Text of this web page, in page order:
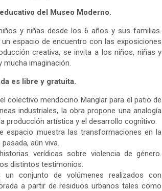
del Museo Moderno.
y niñas desde los 6 años y sus familias.
un espacio de encuentro con las exposiciones
creativa, se invita a los niños, niñas y
mucha imaginación.
es libre y gratuita.
colectivo mendocino Manglar para el patio de
industriales, la obra propone una analogía
producción artística y el desarrollo cognitivo.
espacio muestra las transformaciones en la
aún viva.
verídicas sobre violencia de género.
distintos testimonios.
un conjunto de volúmenes realizados con
a partir de residuos urbanos tales como